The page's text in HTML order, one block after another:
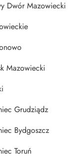
Dwór Mazowiecki
Mazowiecki
Grudziądz
Bydgoszcz
Toruń